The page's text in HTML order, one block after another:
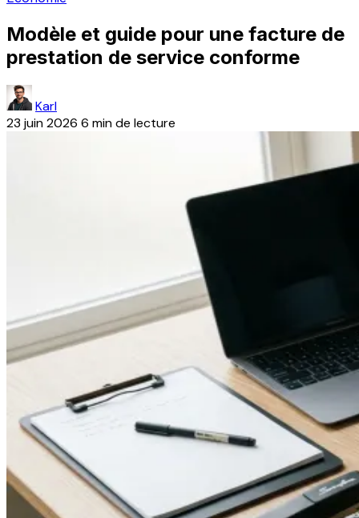
Modèle et guide pour une facture de
prestation de service conforme
Karl
23 juin 2026 6 min de lecture